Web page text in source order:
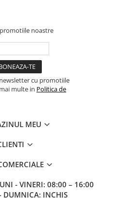
noastre
cu promotiile
multe in Politica de
MEU
- VINERI: 08:00 – 16:00
DUMNICA: INCHIS